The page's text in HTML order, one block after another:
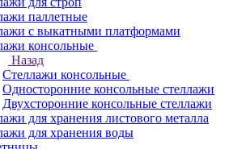
паллетные
с выкатными платформами
консольные
Назад
Стеллажи консольные
Односторонние консольные стеллажи
Двухсторонние консольные стеллажи
для хранения листового металла
для хранения воды